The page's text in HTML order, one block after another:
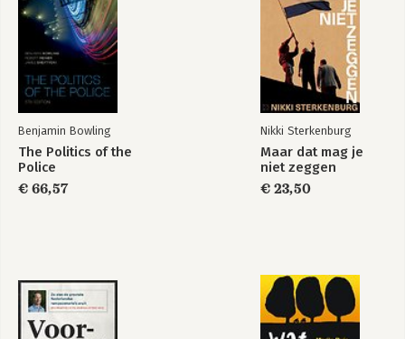
Omringd door
energievreters
Omringd door
leugenaars
Bekijk alle boeken
Benjamin Bowling
The Politics of the
Police
€ 66,57
Nikki Sterkenburg
Maar dat mag je
niet zeggen
€ 23,50